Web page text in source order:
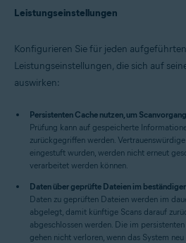
Leistungseinstellungen
Konfigurieren Sie für jeden
Leistungseinstellungen, die sich auf
auswirken:
Persistenten Cache nutzen, um
Prüfung kann auf gespeicherte
zurückgegriffen werden.
eingestuft wurden, werden nicht erneut
verarbeitet werden können.
Daten über geprüfte Dateien im
Daten zu geprüften Dateien werden im
abgelegt, damit künftige Scans darauf
abgeschlossen werden. Die im
gehen nicht verloren, wenn das System